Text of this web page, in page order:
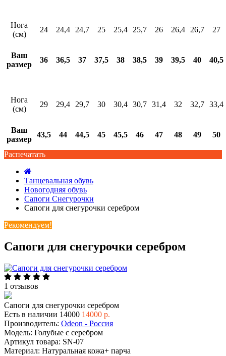
Нога
(см)
24 24,4 24,7 25 25,4 25,7 26 26,4 26,7 27
Ваш
размер
36 36,5 37 37,5 38 38,5 39 39,5 40 40,5
Нога
(см)
29 29,4 29,7 30 30,4 30,7 31,4 32 32,7 33,4
Ваш
размер
43,5 44 44,5 45 45,5 46 47 48 49 50
Распечатать
Танцевальная обувь
Новогодняя обувь
Сапоги Снегурочки
Сапоги для снегурочки серебром
Рекомендуем!
Сапоги для снегурочки серебром
1 отзывов
Сапоги для снегурочки серебром
Есть в наличии 14000 14000 р.
Производитель: Odeon - Россия
Модель: Голубые с серебром
Артикул товара: SN-07
Материал: Натуральная кожа+ парча